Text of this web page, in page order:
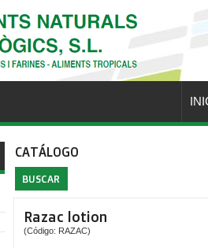
CATÁLOGO
BUSCAR
Razac lotion
(Código: RAZAC)